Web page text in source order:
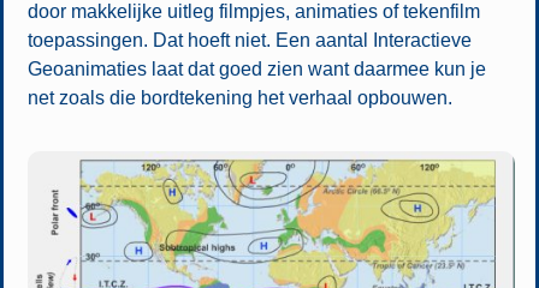
door makkelijke uitleg filmpjes, animaties of tekenfilm
toepassingen. Dat hoeft niet. Een aantal Interactieve
Geoanimaties laat dat goed zien want daarmee kun je
net zoals die bordtekening het verhaal opbouwen.